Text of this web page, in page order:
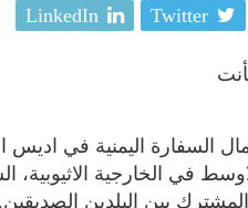
Twitter
LinkedIn
السفارة اليمنية في اديس
في الخارجية الاثيوبية،
بين البلدين الصديقين.